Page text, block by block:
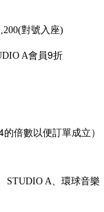
對號入座)
A會員9折
數以便訂單成立）
STUDIO A 環球音樂